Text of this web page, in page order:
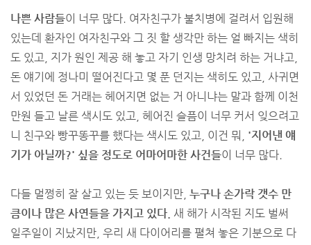
나쁜 사람들이 너무 많다. 여자친구가 불치병에 걸려서 입원해
있는데 환자인 여자친구와 그 짓 할 생각만 하는 얼 빠지는 색히
도 있고, 지가 원인 제공 해 놓고 자기 인생 망치려 하는 거냐고,
돈 얘기에 정나미 떨어진다고 몇 푼 던지는 색히도 있고, 사귀면
서 있었던 돈 거래는 헤어지면 없는 거 아니냐는 말과 함께 이천
만원 들고 날른 색시도 있고, 헤어진 슬픔이 너무 커서 잊으려고
니 친구와 빵꾸똥꾸를 했다는 색시도 있고, 이건 뭐, '지어낸 얘
기가 아닐까?' 싶을 정도로 어마어마한 사건들이 너무 많다.
다들 멀쩡히 잘 살고 있는 듯 보이지만, 누구나 손가락 갯수 만
큼이나 많은 사연들을 가지고 있다. 새 해가 시작된 지도 벌써
일주일이 지났지만, 우리 새 다이어리를 펼쳐 놓은 기분으로 다